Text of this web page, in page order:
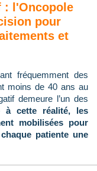
: l'Oncopole
pour
et
fréquemment des
moins de 40 ans au
demeure l’un des
à cette réalité, les
mobilisées pour
patiente une